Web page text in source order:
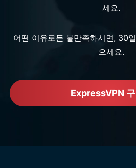
세요.
어떤 이유로든 불만족하시면, 30
으세요.
ExpressVPN 구